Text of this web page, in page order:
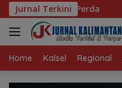
Langsung
ke
konten
Jurnal Terkini
hingga Jadi Perda
Home Kalsel Regional